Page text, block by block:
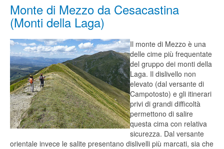
Monte di Mezzo da Cesacastina
(Monti della Laga)
Il monte di Mezzo è una
delle cime più frequentate
del gruppo dei monti della
Laga. Il dislivello non
elevato (dal versante di
Campotosto) e gli itinerari
privi di grandi difficoltà
permettono di salire
questa cima con relativa
sicurezza. Dal versante
orientale invece le salite presentano dislivelli più marcati, sia che